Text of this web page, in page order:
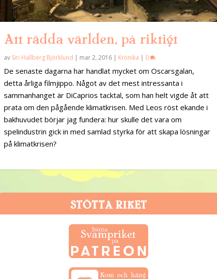
Att rädda världen, på riktigt
av Siri Hallberg Björklund | mar 2, 2016 | Krönika | 0
De senaste dagarna har handlat mycket om Oscarsgalan,
detta årliga filmjippo. Något av det mest intressanta i
sammanhanget är DiCaprios tacktal, som han helt vigde åt att
prata om den pågående klimatkrisen. Med Leos röst ekande i
bakhuvudet börjar jag fundera: hur skulle det vara om
spelindustrin gick in med samlad styrka för att skapa lösningar
på klimatkrisen?
STÖTTA RIKET